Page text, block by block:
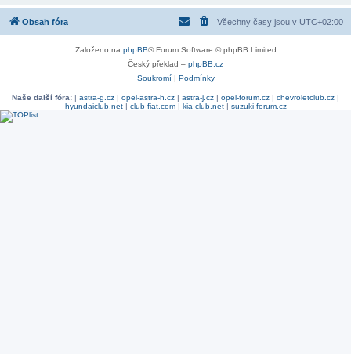
Obsah fóra Všechny časy jsou v UTC+02:00
Založeno na phpBB® Forum Software © phpBB Limited
Český překlad – phpBB.cz
Soukromí| Podmínky
Naše další fóra: | astra-g.cz | opel-astra-h.cz | astra-j.cz | opel-forum.cz | chevroletclub.cz |
hyundaiclub.net| club-fiat.com| kia-club.net| suzuki-forum.cz